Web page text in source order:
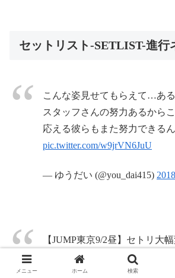
セットリスト-SETLIST-進行
こんな姿見せてもらえて…ある
スタッフさんの努力あるから
応える彼らもまた努力できるん
pic.twitter.com/w9jrVN6JuU
— ゆうだい (@you_dai415)
【JUMP東京9/2昼】セトリ大幅
プレガルのあとにすぐにOLE
COSMIC☆HUMANはカモナの
メニュー ホーム 検索